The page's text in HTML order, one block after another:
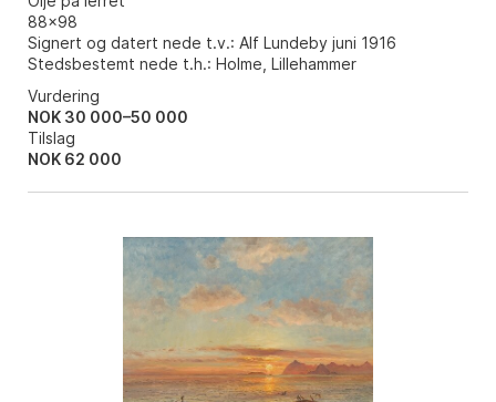
88x98
Signert og datert nede t.v.: Alf Lundeby juni 1916
Stedsbestemt nede t.h.: Holme, Lillehammer
Vurdering
NOK 30 000–50 000
Tilslag
NOK 62 000